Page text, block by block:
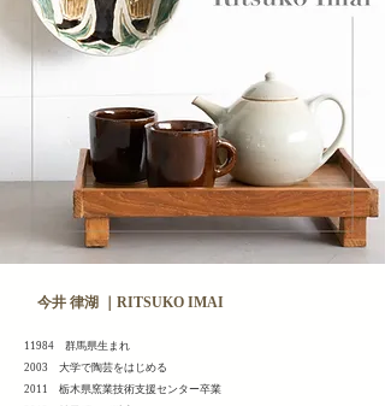
今井 律湖 ｜RITSUKO IMAI
11984 群馬県生まれ
2003 大学で陶芸をはじめる
2011 栃木県窯業技術支援センター卒業